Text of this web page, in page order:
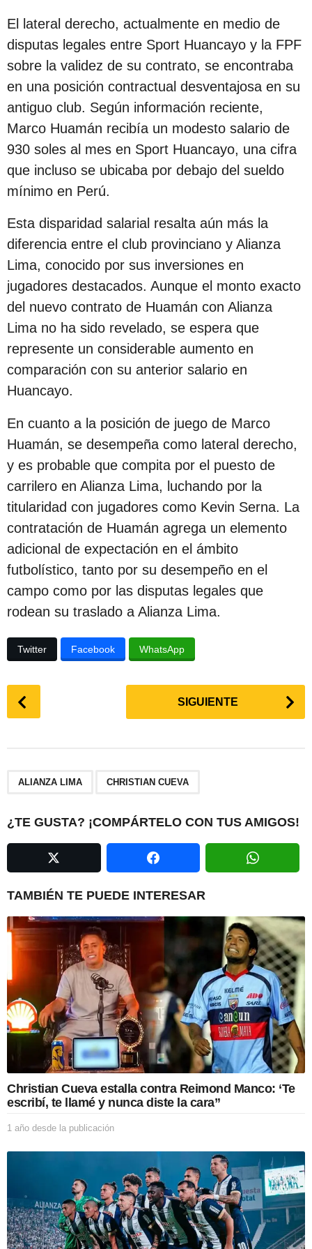
d
e
s
d
e
l
a
p
u
b
l
i
c
a
c
i
ó
n
El lateral derecho, actualmente en medio de
disputas legales entre Sport Huancayo y la FPF
sobre la validez de su contrato, se encontraba
en una posición contractual desventajosa en su
antiguo club. Según información reciente,
Marco Huamán recibía un modesto salario de
930 soles al mes en Sport Huancayo, una cifra
que incluso se ubicaba por debajo del sueldo
mínimo en Perú.
Esta disparidad salarial resalta aún más la
diferencia entre el club provinciano y Alianza
Lima, conocido por sus inversiones en
jugadores destacados. Aunque el monto exacto
del nuevo contrato de Huamán con Alianza
Lima no ha sido revelado, se espera que
represente un considerable aumento en
comparación con su anterior salario en
Huancayo.
En cuanto a la posición de juego de Marco
Huamán, se desempeña como lateral derecho,
y es probable que compita por el puesto de
carrilero en Alianza Lima, luchando por la
titularidad con jugadores como Kevin Serna. La
contratación de Huamán agrega un elemento
adicional de expectación en el ámbito
futbolístico, tanto por su desempeño en el
campo como por las disputas legales que
rodean su traslado a Alianza Lima.
Twitter Facebook WhatsApp
i
n
t
i
n
SIGUIENTE
ALIANZA LIMA CHRISTIAN CUEVA
¿TE GUSTA? ¡COMPÁRTELO CON TUS AMIGOS!
TAMBIÉN TE PUEDE INTERESAR
Christian Cueva estalla contra Reimond Manco: ‘Te
escribí, te llamé y nunca diste la cara”
1 año desde la publicación
ñ
d
e
s
d
e